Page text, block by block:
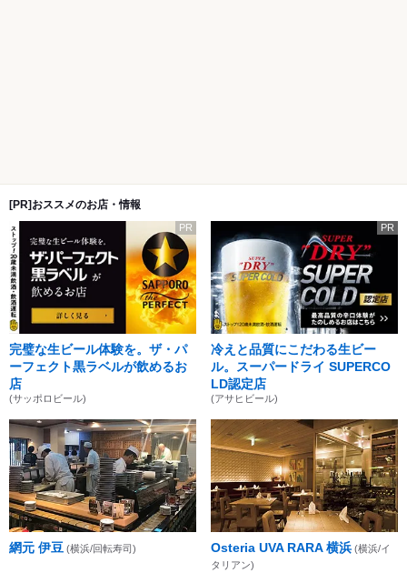
[PR]おススメのお店・情報
PR
完璧な生ビール体験を。ザ・パ
ーフェクト黒ラベルが飲めるお
店
(サッポロビール)
PR
冷えと品質にこだわる生ビー
ル。スーパードライ SUPERCO
LD認定店
(アサヒビール)
網元 伊豆 (横浜/回転寿司) Osteria UVA RARA 横浜 (横浜/イ
タリアン)